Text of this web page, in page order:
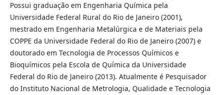
Possui graduação em Engenharia Química pela
Universidade Federal Rural do Rio de Janeiro (2001),
mestrado em Engenharia Metalúrgica e de Materiais pela
COPPE da Universidade Federal do Rio de Janeiro (2007) e
doutorado em Tecnologia de Processos Químicos e
Bioquímicos pela Escola de Química da Universidade
Federal do Rio de Janeiro (2013). Atualmente é Pesquisador
do Instituto Nacional de Metrologia, Qualidade e Tecnologia